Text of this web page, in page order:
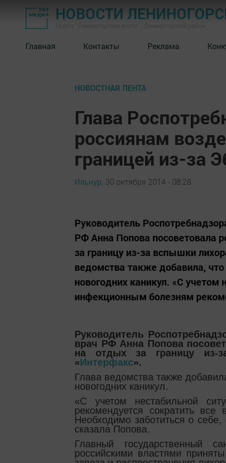
НОВОСТИ
Главная Контакты Реклама
НОВОСТНАЯ ЛЕНТА
Глава
россиянам
границей из-за
Ильнур, 30 октября 2014 - 08:28
Руководитель
РФ Анна Попова посоветовала
за границу из-за вспышки
ведомства также добавила,
новогодних каникул. «С учетом
инфекционным болезням
Руководитель
врач РФ Анна Попова
на отдых за границу из-
«Интерфакс».
Глава ведомства также
новогодних каникул.
«С учетом нестабильной
рекомендуется сократить
Необходимо заботиться о
сказала Попова.
Главный государственный
российскими властями